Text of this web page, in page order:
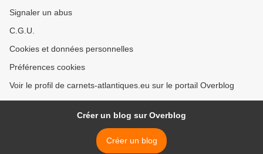
Signaler un abus
C.G.U.
Cookies et données personnelles
Préférences cookies
Voir le profil de carnets-atlantiques.eu sur le portail Overblog
Créer un blog sur Overblog
Créer un blog